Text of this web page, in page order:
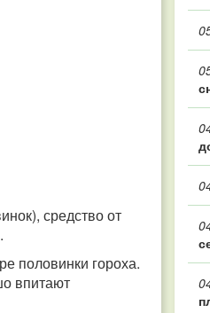
средство от
половинки гороха.
впитают